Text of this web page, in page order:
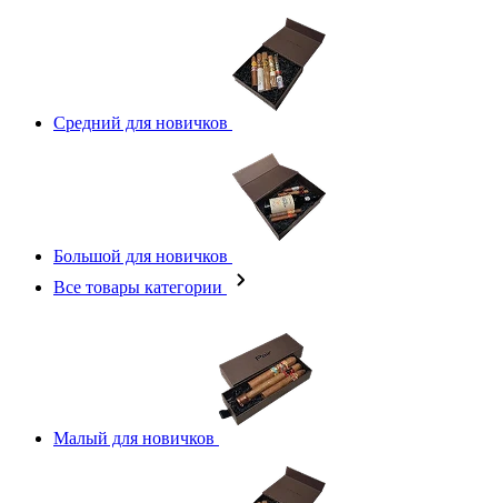
Средний для новичков
Большой для новичков
Все товары категории
Малый для новичков